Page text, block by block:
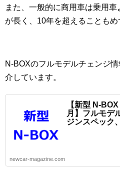
また、一般的に商用車は乗用
が長く、10年を超えることもめ
N-BOXのフルモデルチェンジ
介しています。
【新型 N-
月】フルモデ
ジンスペック
newcar-magazine.com